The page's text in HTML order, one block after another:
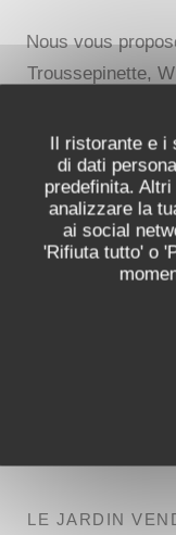
Il ristorante e i
di dati
predefinita.
analizzare la
ai social
'Rifiuta tutto' o
Nous vous
Troussepinette,
LA VIE EN ROSE
Liqueur de
HUGO ROYAL
Liqueur de Fleur de
LE JARDIN